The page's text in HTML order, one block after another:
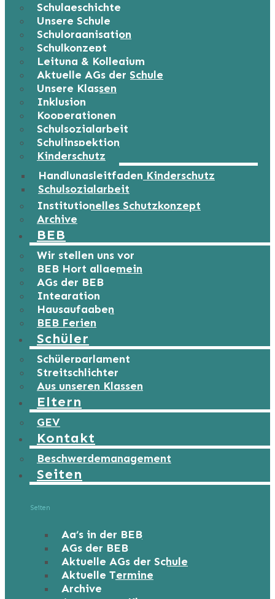
Schulgeschichte
Unsere Schule
Schulorganisation
Schulkonzept
Leitung & Kollegium
Aktuelle AGs der Schule
Unsere Klassen
Inklusion
Kooperationen
Schulsozialarbeit
Schulinspektion
Kinderschutz
Handlungsleitfaden Kinderschutz
Schulsozialarbeit
Institutionelles Schutzkonzept
Archive
BEB
Wir stellen uns vor
BEB Hort allgemein
AGs der BEB
Integration
Hausaufgaben
BEB Ferien
Schüler
Schülerparlament
Streitschlichter
Aus unseren Klassen
Eltern
GEV
Kontakt
Beschwerdemanagement
Seiten
Seiten
Ag’s in der BEB
AGs der BEB
Aktuelle AGs der Schule
Aktuelle Termine
Archive